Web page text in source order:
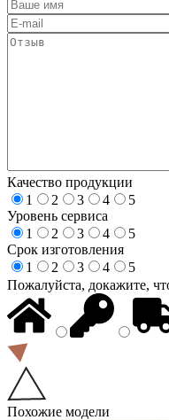
Качество продукции
1
2 3 4
5
Уровень сервиса
1
2 3 4
5
Срок изготовления
1
2 3 4
5
Пожалуйста, докажите,
Похожие модели